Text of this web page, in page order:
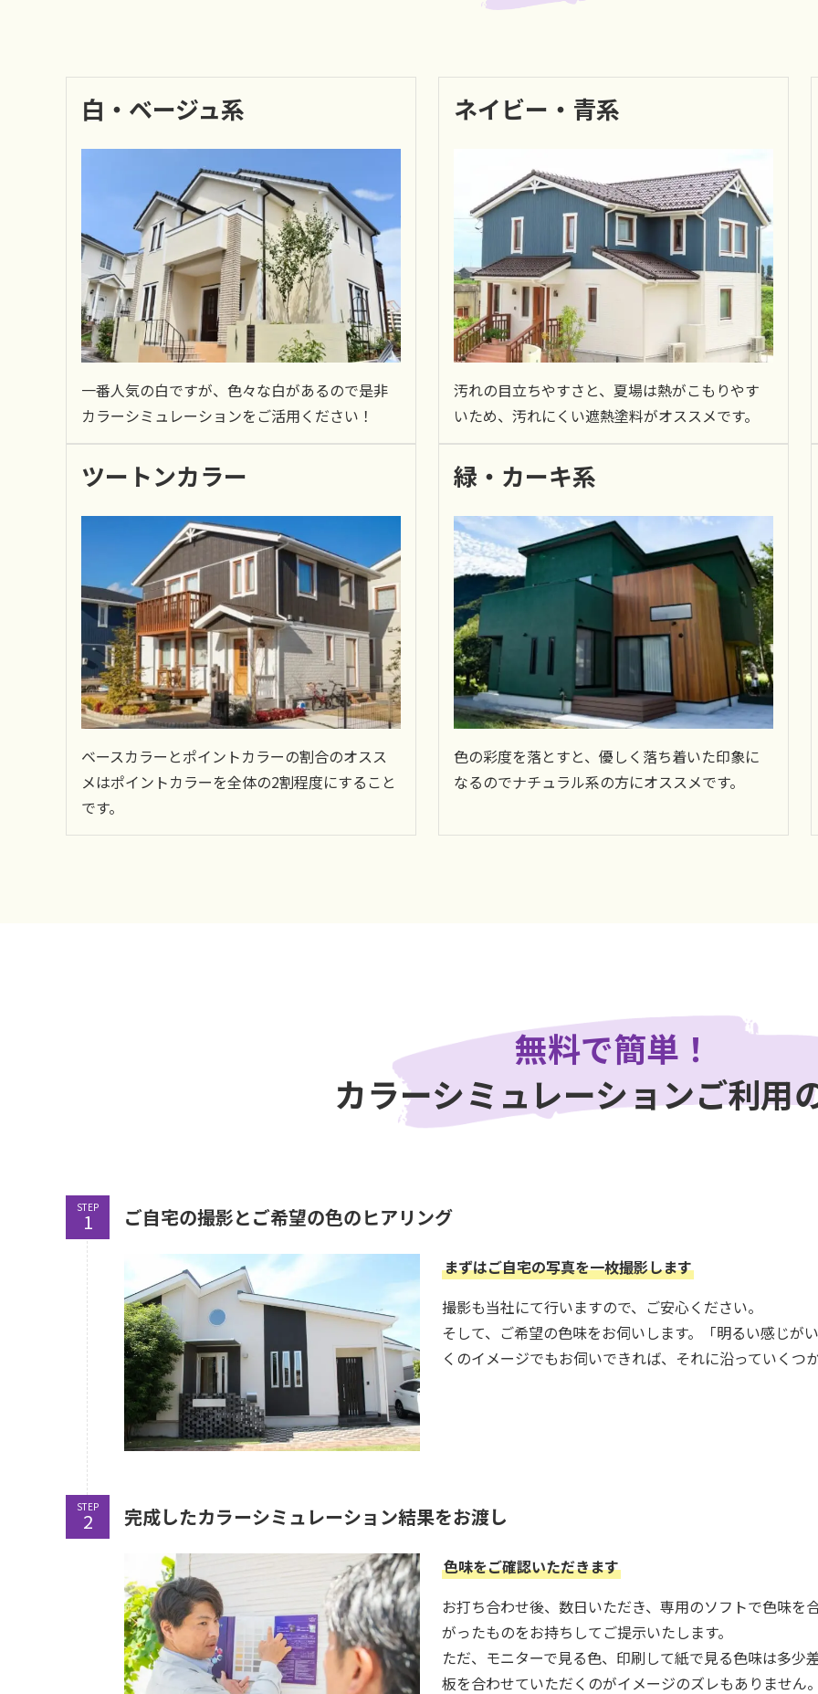
白・ベージュ系
一番人気の白ですが、色々な白があるので是非
カラーシミュレーションをご活用ください！
ネイビー・青系
汚れの目立ちやすさと、夏場は熱がこもりやす
いため、汚れにくい遮熱塗料がオススメです。
ツートンカラー
ベースカラーとポイントカラーの割合のオスス
メはポイントカラーを全体の2割程度にすること
です。
緑 ・カーキ系
色の彩度を落とすと、優しく落ち着いた印象に
なるのでナチュラル系の方にオススメです。
無料で簡単！
カラーシミュレーションご利用
STEP ご自宅の撮影とご希望の色のヒアリング
まずはご自宅の写真を一枚撮影します
撮影も当社にて行いますので、ご安心ください。
そして、ご希望の色味をお伺いします。「明るい感じ
くのイメージでもお伺いできれば、それに沿っていくつ
STEP 完成したカラーシミュレーション結果をお渡し
色味をご確認いただきます
お打ち合わせ後、数日いただき、専用のソフトで色味を
がったものをお持ちしてご提示いたします。
ただ、モニターで見る色、印刷して紙で見る色味は多
板を合わせていただくのがイメージのズレもありません